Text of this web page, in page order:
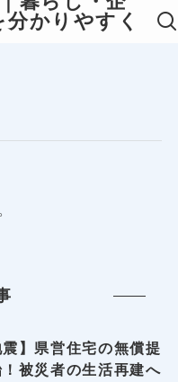
かりやすく
震】県営住宅の無償提
被災者の生活再建へ